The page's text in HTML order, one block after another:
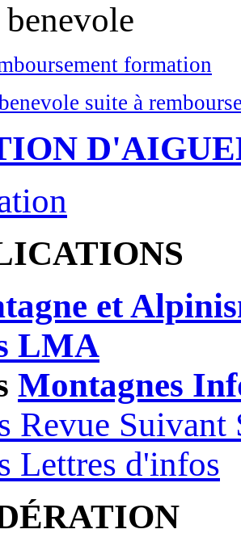
formation
suite à
et
LMA
Montagnes
Revue Suivant
Lettres d'infos